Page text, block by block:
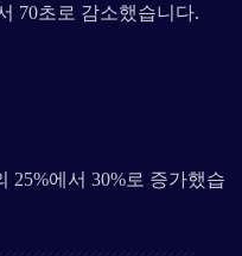
70초로 감소했습니다.
25%에서 30%로 증가했습